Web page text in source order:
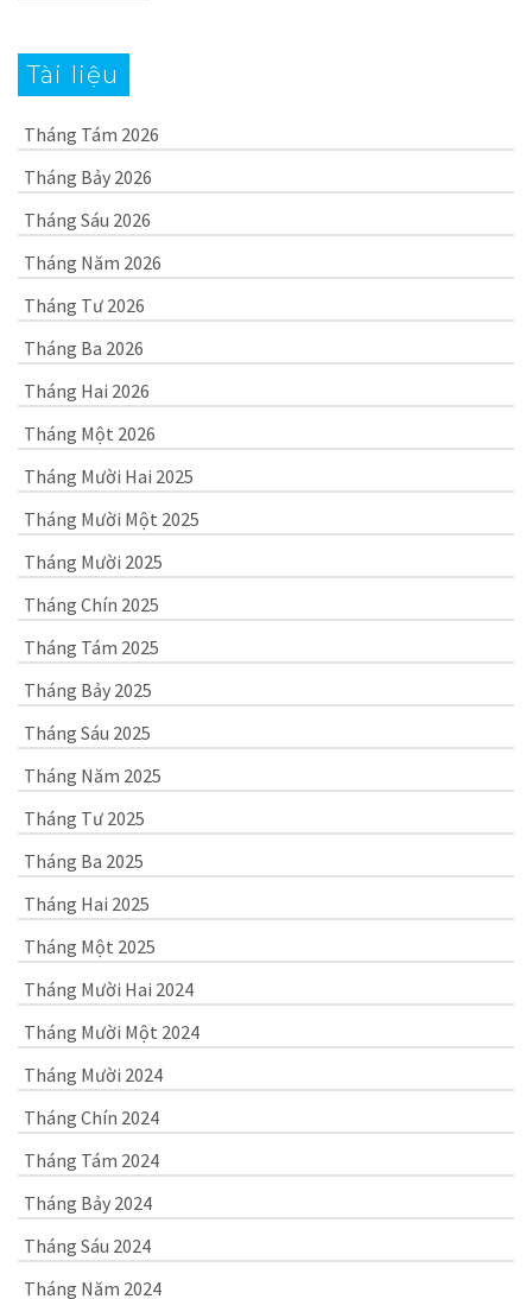
Tài liệu
Tháng Tám 2026
Tháng Bảy 2026
Tháng Sáu 2026
Tháng Năm 2026
Tháng Tư 2026
Tháng Ba 2026
Tháng Hai 2026
Tháng Một 2026
Tháng Mười Hai 2025
Tháng Mười Một 2025
Tháng Mười 2025
Tháng Chín 2025
Tháng Tám 2025
Tháng Bảy 2025
Tháng Sáu 2025
Tháng Năm 2025
Tháng Tư 2025
Tháng Ba 2025
Tháng Hai 2025
Tháng Một 2025
Tháng Mười Hai 2024
Tháng Mười Một 2024
Tháng Mười 2024
Tháng Chín 2024
Tháng Tám 2024
Tháng Bảy 2024
Tháng Sáu 2024
Tháng Năm 2024